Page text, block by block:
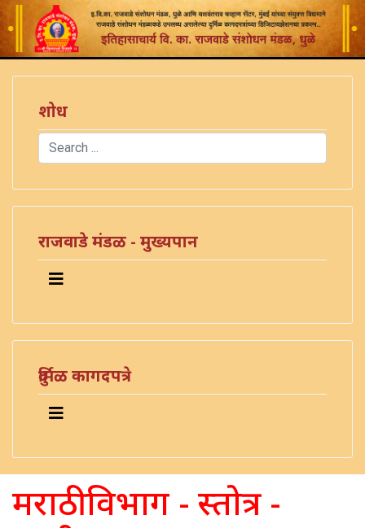
शोध
Search
राजवाडे मंडळ - मुख्यपान
दुर्मिळ कागदपत्रे
मराठी विभाग - स्तोत्र -